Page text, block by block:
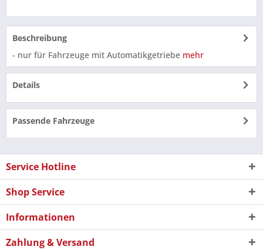
Beschreibung
- nur für Fahrzeuge mit Automatikgetriebe mehr
Details
Passende Fahrzeuge
Service Hotline
Shop Service
Informationen
Zahlung & Versand